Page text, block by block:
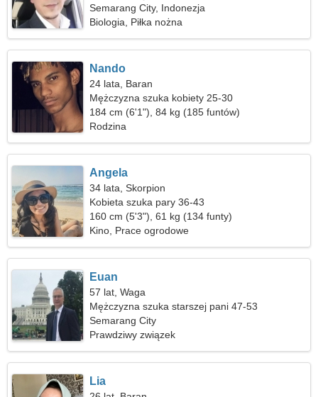
Semarang City, Indonezja
Biologia, Piłka nożna
Nando
24 lata, Baran
Mężczyzna szuka kobiety 25-30
184 cm (6'1"), 84 kg (185 funtów)
Rodzina
Angela
34 lata, Skorpion
Kobieta szuka pary 36-43
160 cm (5'3"), 61 kg (134 funty)
Kino, Prace ogrodowe
Euan
57 lat, Waga
Mężczyzna szuka starszej pani 47-53
Semarang City
Prawdziwy związek
Lia